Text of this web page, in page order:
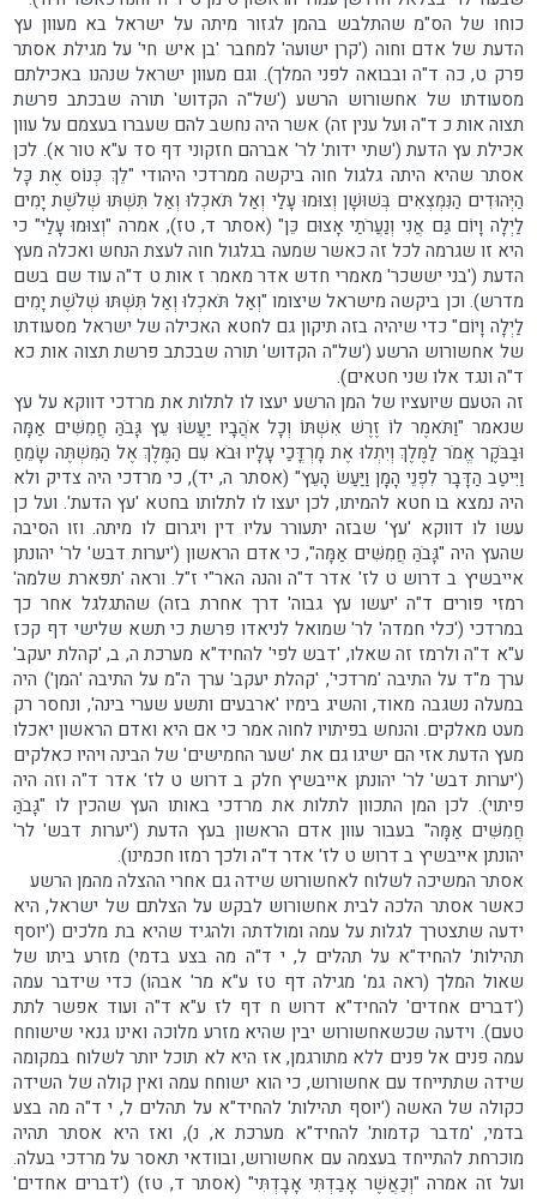
כוחו של הס"מ שהתלבש בהמן לגזור מיתה על ישראל בא מעוון עץ
הדעת של אדם וחוה ('קרן ישועה' למחבר 'בן איש חי' על מגילת אסתר
פרק ט, כה ד"ה ובבואה לפני המלך). וגם מעוון ישראל שנהנו באכילתם
מסעודתו של אחשורוש הרשע ('של"ה הקדוש' תורה שבכתב פרשת
תצוה אות כ ד"ה ועל ענין זה) אשר היה נחשב להם שעברו בעצמם על עוון
אכילת עץ הדעת ('שתי ידות' לר' אברהם חזקוני דף סד ע"א טור א). לכן
אסתר שהיא היתה גלגול חוה ביקשה ממרדכי היהודי "לֵךְ כְּנוֹס אֶת כָּל
הַיְּהוּדִים הַנִּמְצְאִים בְּשׁוּשָׁן וְצוּמוּ עָלַי וְאַל תֹּאכְלוּ וְאַל תִּשְׁתּוּ שְׁלֹשֶׁת יָמִים
לַיְלָה וָיוֹם גַּם אֲנִי וְנַעֲרֹתַי אָצוּם כֵּן" (אסתר ד, טז), אמרה "וְצוּמוּ עָלַי" כי
היא זו שגרמה לכל זה כאשר שמעה בגלגול חוה לעצת הנחש ואכלה מעץ
הדעת ('בני יששכר' מאמרי חדש אדר מאמר ז אות ט ד"ה עוד שם בשם
מדרש). וכן ביקשה מישראל שיצומו "וְאַל תֹּאכְלוּ וְאַל תִּשְׁתּוּ שְׁלֹשֶׁת יָמִים
לַיְלָה וָיוֹם" כדי שיהיה בזה תיקון גם לחטא האכילה של ישראל מסעודתו
של אחשורוש הרשע ('של"ה הקדוש' תורה שבכתב פרשת תצוה אות כא
ד"ה ונגד אלו שני חטאים).
זה הטעם שיועציו של המן הרשע יעצו לו לתלות את מרדכי דווקא על עץ
שנאמר "וַתֹּאמֶר לוֹ זֶרֶשׁ אִשְׁתּוֹ וְכָל אֹהֲבָיו יַעֲשׂוּ עֵץ גָּבֹהַּ חֲמִשִּׁים אַמָּה
וּבַבֹּקֶר אֱמֹר לַמֶּלֶךְ וְיִתְלוּ אֶת מָרְדֳּכַי עָלָיו וּבֹא עִם הַמֶּלֶךְ אֶל הַמִּשְׁתֶּה שָׂמֵחַ
וַיִּיטַב הַדָּבָר לִפְנֵי הָמָן וַיַּעַשׂ הָעֵץ" (אסתר ה, יד), כי מרדכי היה צדיק ולא
היה נמצא בו חטא להמיתו, לכן יעצו לו לתלותו בחטא 'עץ הדעת'. ועל כן
עשו לו דווקא 'עץ' שבזה יתעורר עליו דין ויגרום לו מיתה. וזו הסיבה
שהעץ היה "גָּבֹהַּ חֲמִשִּׁים אַמָּה", כי אדם הראשון ('יערות דבש' לר' יהונתן
אייבשיץ ב דרוש ט לז' אדר ד"ה והנה האר"י ז"ל. וראה 'תפארת שלמה'
רמזי פורים ד"ה 'יעשו עץ גבוה' דרך אחרת בזה) שהתגלגל אחר כך
במרדכי ('כלי חמדה' לר' שמואל לניאדו פרשת כי תשא שלישי דף קכז
ע"א ד"ה ולרמז זה שאלו, 'דבש לפי' להחיד"א מערכת ה, ב, 'קהלת יעקב'
ערך מ"ד על התיבה 'מרדכי', 'קהלת יעקב' ערך ה"מ על התיבה 'המן') היה
במעלה נשגבה מאוד, והשיג בימיו 'ארבעים ותשע שערי בינה', ונחסר רק
מעט מאלקים. והנחש בפיתויו לחוה אמר כי אם היא ואדם הראשון יאכלו
מעץ הדעת אזי הם ישיגו גם את 'שער החמישים' של הבינה ויהיו כאלקים
('יערות דבש' לר' יהונתן אייבשיץ חלק ב דרוש ט לז' אדר ד"ה וזה היה
פיתוי). לכן המן התכוון לתלות את מרדכי באותו העץ שהכין לו "גָּבֹהַּ
חֲמִשִּׁים אַמָּה" בעבור עוון אדם הראשון בעץ הדעת ('יערות דבש' לר'
יהונתן אייבשיץ ב דרוש ט לז' אדר ד"ה ולכך רמזו חכמינו).
אסתר המשיכה לשלוח לאחשורוש שידה גם אחרי ההצלה מהמן הרשע
כאשר אסתר הלכה לבית אחשורוש לבקש על הצלתם של ישראל, היא
ידעה שתצטרך לגלות על עמה ומולדתה ולהגיד שהיא בת מלכים ('יוסף
תהילות' להחיד"א על תהלים ל, י ד"ה מה בצע בדמי) מזרע ביתו של
שאול המלך (ראה גמ' מגילה דף טז ע"א מר' אבהו) כדי שידבר עמה
('דברים אחדים' להחיד"א דרוש ח דף לז ע"א ד"ה ועוד אפשר לתת
טעם). וידעה שכשאחשורוש יבין שהיא מזרע מלוכה ואינו גנאי שישוחח
עמה פנים אל פנים ללא מתורגמן, אז היא לא תוכל יותר לשלוח במקומה
שידה שתתייחד עם אחשורוש, כי הוא ישוחח עמה ואין קולה של השידה
כקולה של האשה ('יוסף תהילות' להחיד"א על תהלים ל, י ד"ה מה בצע
בדמי, 'מדבר קדמות' להחיד"א מערכת א, נ), ואז היא אסתר תהיה
מוכרחת להתייחד בעצמה עם אחשורוש, ובוודאי תאסר על מרדכי בעלה.
ועל זה אמרה "וְכַאֲשֶׁר אָבַדְתִּי אָבָדְתִּי" (אסתר ד, טז) ('דברים אחדים'